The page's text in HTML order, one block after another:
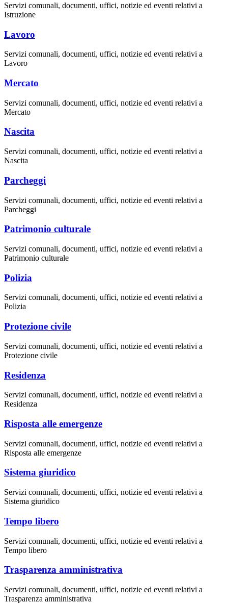
Servizi comunali, documenti, uffici, notizie ed eventi relativi a
Istruzione
Lavoro
Servizi comunali, documenti, uffici, notizie ed eventi relativi a
Lavoro
Mercato
Servizi comunali, documenti, uffici, notizie ed eventi relativi a
Mercato
Nascita
Servizi comunali, documenti, uffici, notizie ed eventi relativi a
Nascita
Parcheggi
Servizi comunali, documenti, uffici, notizie ed eventi relativi a
Parcheggi
Patrimonio culturale
Servizi comunali, documenti, uffici, notizie ed eventi relativi a
Patrimonio culturale
Polizia
Servizi comunali, documenti, uffici, notizie ed eventi relativi a
Polizia
Protezione civile
Servizi comunali, documenti, uffici, notizie ed eventi relativi a
Protezione civile
Residenza
Servizi comunali, documenti, uffici, notizie ed eventi relativi a
Residenza
Risposta alle emergenze
Servizi comunali, documenti, uffici, notizie ed eventi relativi a
Risposta alle emergenze
Sistema giuridico
Servizi comunali, documenti, uffici, notizie ed eventi relativi a
Sistema giuridico
Tempo libero
Servizi comunali, documenti, uffici, notizie ed eventi relativi a
Tempo libero
Trasparenza amministrativa
Servizi comunali, documenti, uffici, notizie ed eventi relativi a
Trasparenza amministrativa